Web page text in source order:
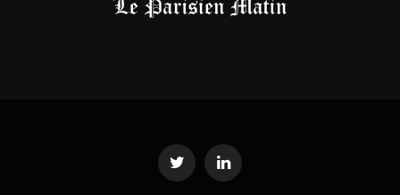
Twitter LinkedIn